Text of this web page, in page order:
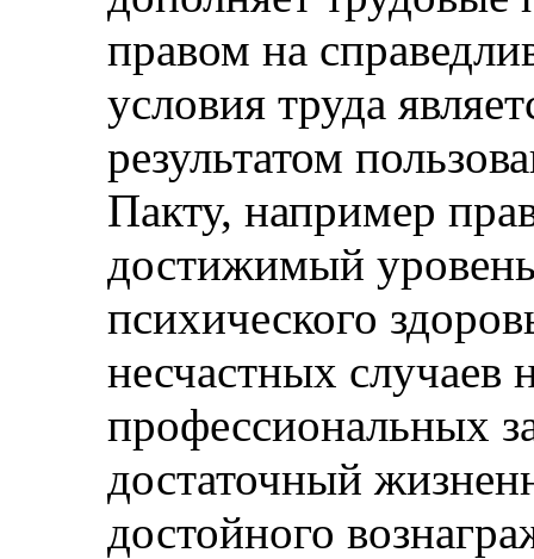
правом на
условия труда
результатом
Пакту, например
достижимый
психического
несчастных случаев
профессиональных
достаточный
достойного